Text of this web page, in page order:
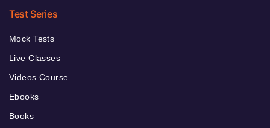
Test Series
Mock Tests
Live Classes
Videos Course
Ebooks
Books